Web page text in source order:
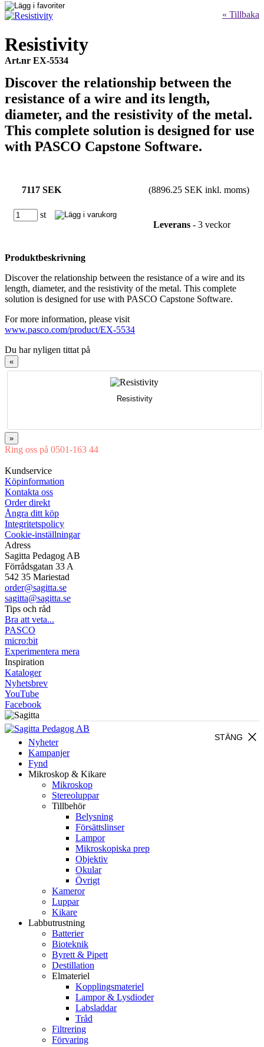
« Tillbaka
Resistivity
Art.nr EX-5534
Discover the relationship between the
resistance of a wire and its length,
diameter, and the resistivity of the metal.
This complete solution is designed for use
with PASCO Capstone Software.
7117 SEK (8896.25 SEK inkl. moms)
st
Leverans - 3 veckor
Produktbeskrivning
Discover the relationship between the resistance of a wire and its
length, diameter, and the resistivity of the metal. This complete
solution is designed for use with PASCO Capstone Software.
For more information, please visit
www.pasco.com/product/EX-5534
Du har nyligen tittat på
«
Resistivity
»
Ring oss på 0501-163 44
Kundservice
Köpinformation
Kontakta oss
Order direkt
Ångra ditt köp
Integritetspolicy
Cookie-inställningar
Adress
Sagitta Pedagog AB
Förrådsgatan 33 A
542 35 Mariestad
order@sagitta.se
sagitta@sagitta.se
Tips och råd
Bra att veta...
PASCO
micro:bit
Experimentera mera
Inspiration
Kataloger
Nyhetsbrev
YouTube
Facebook
close
STÄNG
Nyheter
Kampanjer
Fynd
Mikroskop & Kikare
Mikroskop
Stereoluppar
Tillbehör
Belysning
Försättslinser
Lampor
Mikroskopiska prep
Objektiv
Okular
Övrigt
Kameror
Luppar
Kikare
Labbutrustning
Batterier
Bioteknik
Byrett & Pipett
Destillation
Elmateriel
Kopplingsmateriel
Lampor & Lysdioder
Labsladdar
Tråd
Filtrering
Förvaring